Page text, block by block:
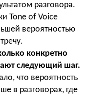
разговора.
Tone of Voice
вероятностью
конкретно
следующий шаг.
что вероятность
в разговорах, где